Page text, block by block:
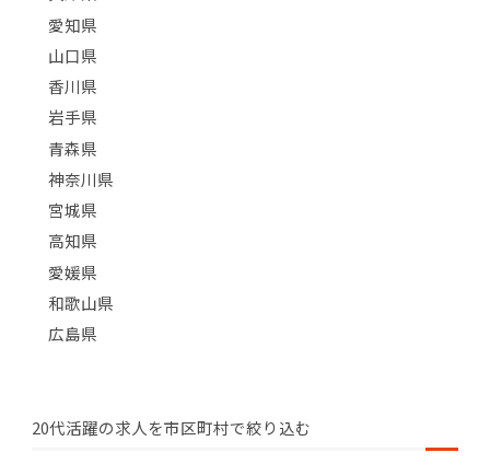
愛知県
山口県
香川県
岩手県
青森県
神奈川県
宮城県
高知県
愛媛県
和歌山県
広島県
20代活躍の求人を市区町村で絞り込む